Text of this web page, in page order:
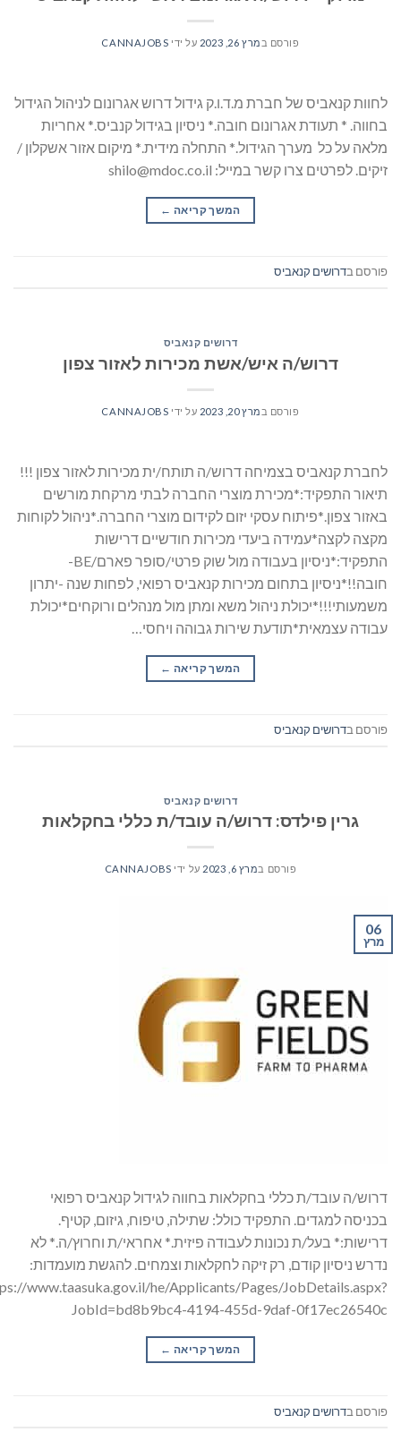
פורסם במרץ 26, 2023 על ידי CANNAJOBS
לחוות קנאביס של חברת מ.ד.ו.ק גידול דרוש אגרונום לניהול הגידול
בחווה. * תעודת אגרונום חובה.* ניסיון בגידול קנביס.* אחריות
מלאה על כל מערך הגידול.* התחלה מידית.* מיקום אזור אשקלון /
זיקים. לפרטים צרו קשר במייל: shilo@mdoc.co.il
המשך קריאה →
פורסם בדרושים קנאביס
דרושים קנאביס
דרוש/ה איש/אשת מכירות לאזור צפון
פורסם במרץ 20, 2023 על ידי CANNAJOBS
לחברת קנאביס בצמיחה דרוש/ה תותח/ית מכירות לאזור צפון !!!
תיאור התפקיד:*מכירת מוצרי החברה לבתי מרקחת מורשים
באזור צפון.*פיתוח עסקי יזום לקידום מוצרי החברה.*ניהול לקוחות
מקצה לקצה*עמידה ביעדי מכירות חודשיים דרישות
התפקיד:*ניסיון בעבודה מול שוק פרטי/סופר פארם/BE-
חובה!!*ניסיון בתחום מכירות קנאביס רפואי, לפחות שנה -יתרון
משמעותי!!!*יכולת ניהול משא ומתן מול מנהלים ורוקחים*יכולת
עבודה עצמאית*תודעת שירות גבוהה ויחסי…
המשך קריאה →
פורסם בדרושים קנאביס
דרושים קנאביס
גרין פילדס: דרוש/ה עובד/ת כללי בחקלאות
פורסם במרץ 6, 2023 על ידי CANNAJOBS
06
מרץ
דרוש/ה עובד/ת כללי בחקלאות בחווה לגידול קנאביס רפואי
בכניסה למגדים. התפקיד כולל: שתילה, טיפוח, גיזום, קטיף.
דרישות:* בעל/ת נכונות לעבודה פיזית.* אחראי/ת וחרוץ/ה.* לא
נדרש ניסיון קודם, רק זיקה לחקלאות וצמחים. להגשת מועמדות:
www.taasuka.gov.il/he/Applicants/Pages/JobDetails.aspx?
JobId=bd8b9bc4-4194-455d-9daf-0f17ec26540c
המשך קריאה →
פורסם בדרושים קנאביס